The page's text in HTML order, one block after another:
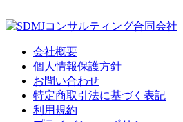
会社概要
個人情報保護方針
お問い合わせ
特定商取引法に基づく表記
利用規約